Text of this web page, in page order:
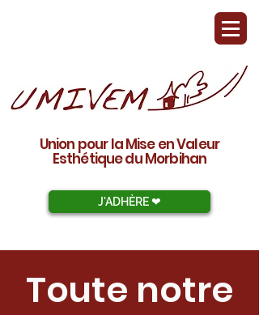
Union pour la Mise en Valeur
Esthétique du Morbihan
J'ADHÈRE ❤︎
Toute notre